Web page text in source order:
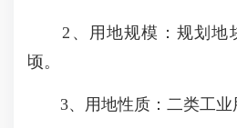
2、用地规模：规划地
顷。
3、用地性质：二类工业